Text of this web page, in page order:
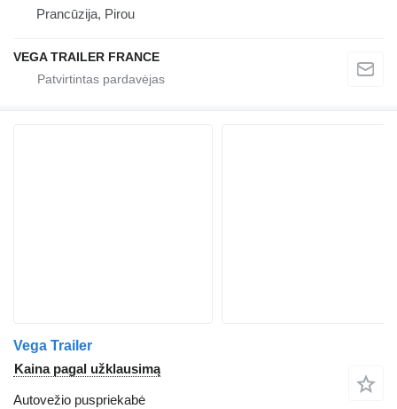
Prancūzija, Pirou
VEGA TRAILER FRANCE
Vega Trailer
Kaina pagal užklausimą
Autovežio puspriekabė